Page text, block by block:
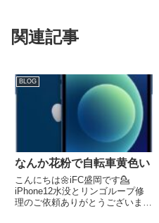
関連記事
BLOG
なんか花粉で自転車黄色い
こんにちは🌼iFC盛岡です💁
iPhone12水没とリンゴループ修
理のご依頼ありがとうございまし